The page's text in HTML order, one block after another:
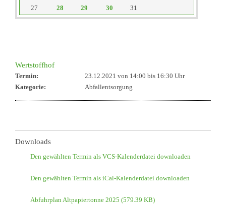
27
28 29 30 31
Wertstoffhof
Termin: 23.12.2021 von 14:00 bis 16:30 Uhr
Kategorie:
Abfallentsorgung
Downloads
Den gewählten Termin als VCS-Kalenderdatei downloaden
Den gewählten Termin als iCal-Kalenderdatei downloaden
Abfuhrplan Altpapiertonne 2025 (579.39 KB)